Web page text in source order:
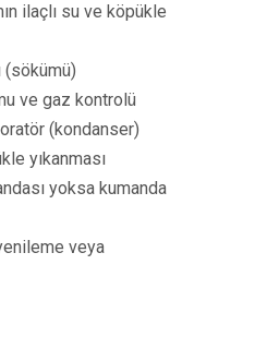
ilaçlı su ve köpükle
(sökümü)
ve gaz kontrolü
(kondanser)
yıkanması
yoksa kumanda
veya